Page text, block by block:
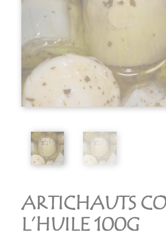
ARTICHAUTS
L’HUILE 100G